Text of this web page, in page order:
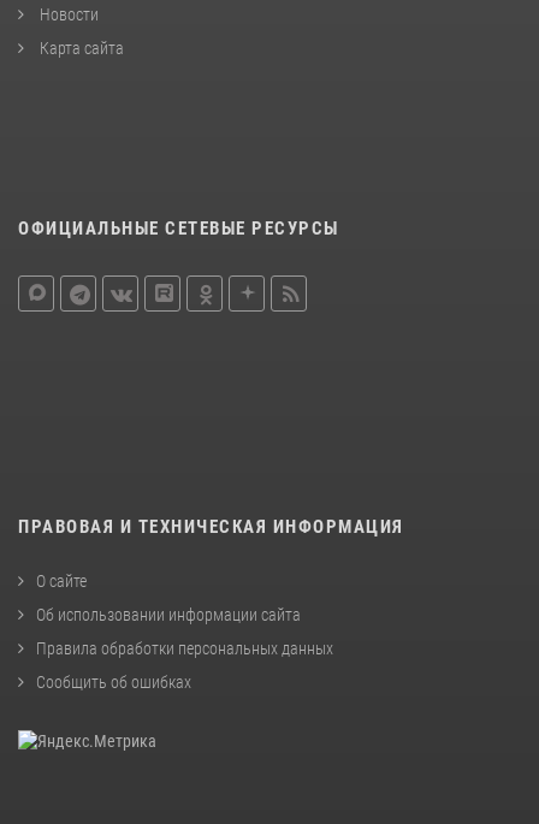
Новости
Карта сайта
ОФИЦИАЛЬНЫЕ СЕТЕВЫЕ РЕСУРСЫ
ПРАВОВАЯ И ТЕХНИЧЕСКАЯ ИНФОРМАЦИЯ
О сайте
Об использовании информации сайта
Правила обработки персональных данных
Сообщить об ошибках